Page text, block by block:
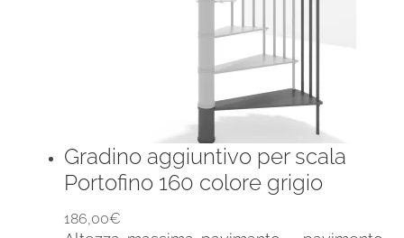
Gradino aggiuntivo per scala
Portofino 160 colore grigio
186,00€